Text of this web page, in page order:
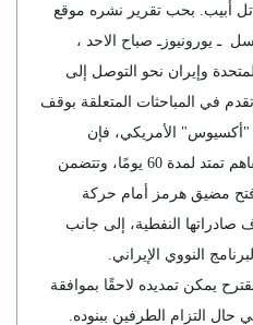
أبيب. بحب تقرير نشره موقع
ـ يورونيوزـ صباح الاحد ،
وإيران نحو التوصل إلى
في المباحثات المتعلقة بوقف
الأمريكي، فإن
الجانبين يناقشان توقيع مذكرة تفاهم تمتد لمدة 60 يومًا، وتتضمن
فتح مضيق هرمز أمام حركة
صادراتها النفطية، إلى جانب
النووي الإيراني.
يمكن تمديده لاحقًا بموافقة
التزام الطرفين ببنوده.